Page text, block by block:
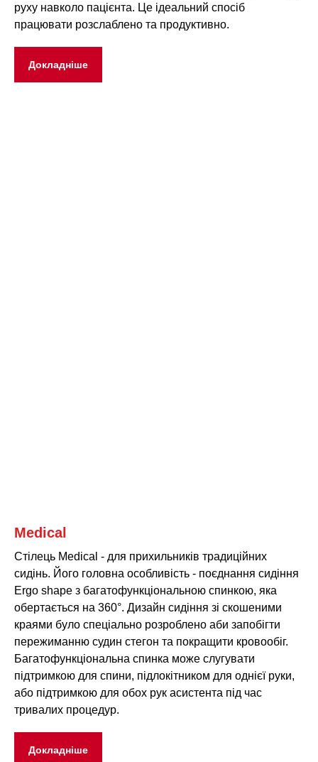
руху навколо пацієнта. Це ідеальний спосіб
працювати розслаблено та продуктивно.
Докладніше
Medical
Стілець Medical - для прихильників традиційних
сидінь. Його головна особливість - поєднання сидіння
Ergo shape з багатофункціональною спинкою, яка
обертається на 360°. Дизайн сидіння зі скошеними
краями було спеціально розроблено аби запобігти
пережиманню судин стегон та покращити кровообіг.
Багатофункціональна спинка може слугувати
підтримкою для спини, підлокітником для однієї руки,
або підтримкою для обох рук асистента під час
тривалих процедур.
Докладніше